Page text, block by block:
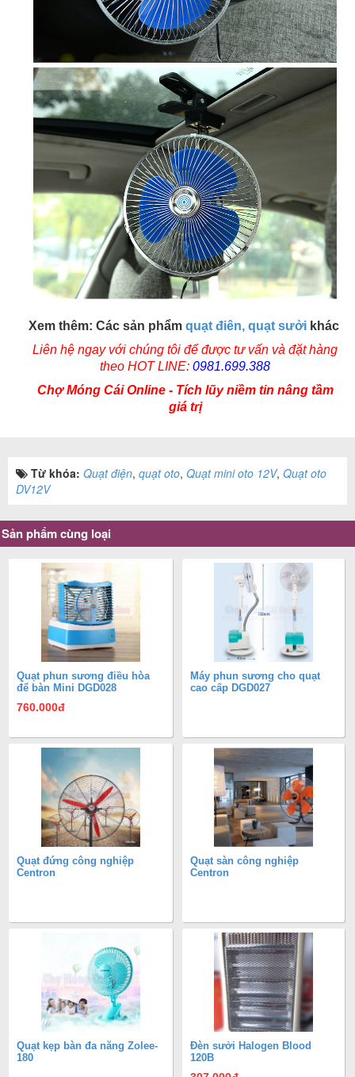
Xem thêm: Các sản phẩmquạt điên, quạt sưởi khác
Liên hệ ngay với chúng tôi để được tư vấn và đặt hàng
theo HOT LINE:0981.699.388
Chợ Móng Cái Online - Tích lũy niềm tin nâng tầm
giá trị
Từ khóa: Quạt điện, quạt oto, Quạt mini oto 12V, Quạt oto
DV12V
Sản phẩm cùng loại
Quạt phun sương điều hòa
để bàn Mini DGD028
760.000đ
Máy phun sương cho quạt
cao cấp DGD027
Quạt đứng công nghiệp
Centron
Quạt sàn công nghiệp
Centron
Quạt kẹp bàn đa năng Zolee-
180
Đèn sưởi Halogen Blood
120B